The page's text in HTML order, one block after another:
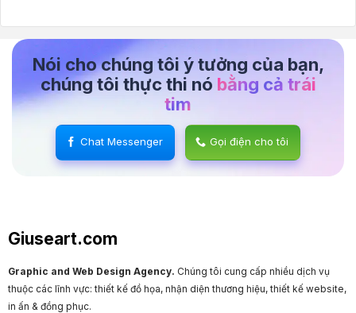
Nói cho chúng tôi ý tưởng của bạn,
chúng tôi thực thi nó bằng cả trái
tim
Chat Messenger Gọi điện cho tôi
Giuseart.com
Graphic and Web Design Agency. Chúng tôi cung cấp nhiều dịch vụ
thuộc các lĩnh vực: thiết kế đồ họa, nhận diện thương hiệu, thiết kế website,
in ấn & đồng phục.